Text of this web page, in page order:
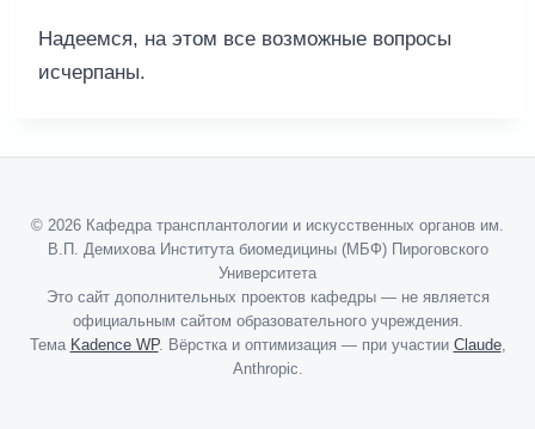
Надеемся, на этом все возможные вопросы
исчерпаны.
© 2026 Кафедра трансплантологии и искусственных органов им.
В.П. Демихова Института биомедицины (МБФ) Пироговского
Университета
Это сайт дополнительных проектов кафедры — не является
официальным сайтом образовательного учреждения.
Тема Kadence WP. Вёрстка и оптимизация — при участии Claude,
Anthropic.